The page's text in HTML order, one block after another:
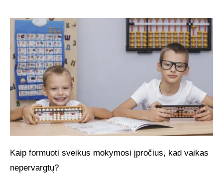
Kaip formuoti sveikus mokymosi įpročius, kad vaikas
nepervargtų?